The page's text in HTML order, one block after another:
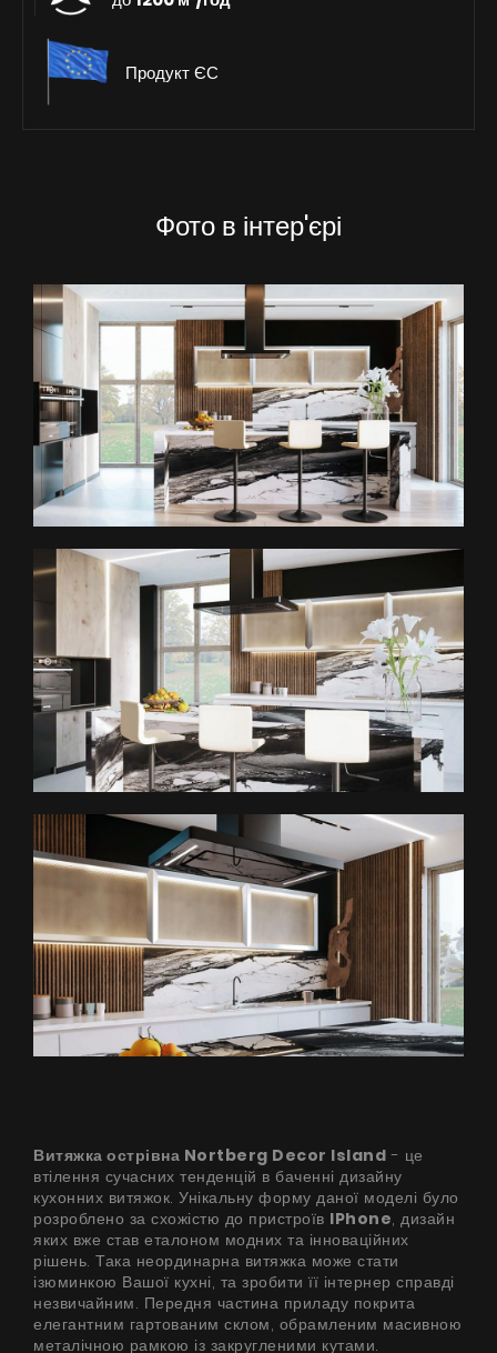
Продукт ЄС
Фото в інтер'єрі
Витяжка острівна Nortberg Decor Island - це
втілення сучасних тенденцій в баченні дизайну
кухонних витяжок. Унікальну форму даної моделі було
розроблено за схожістю до пристроїв IPhone, дизайн
яких вже став еталоном модних та інноваційних
рішень. Така неординарна витяжка може стати
ізюминкою Вашої кухні, та зробити її інтернер справді
незвичайним. Передня частина приладу покрита
елегантним гартованим склом, обрамленим масивною
металічною рамкою із закругленими кутами.